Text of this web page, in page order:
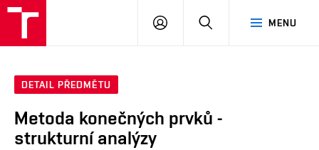
MENU
PŘIHLÁSIT
DETAIL PŘEDMĚTU
Metoda konečných prvků -
strukturní analýzy